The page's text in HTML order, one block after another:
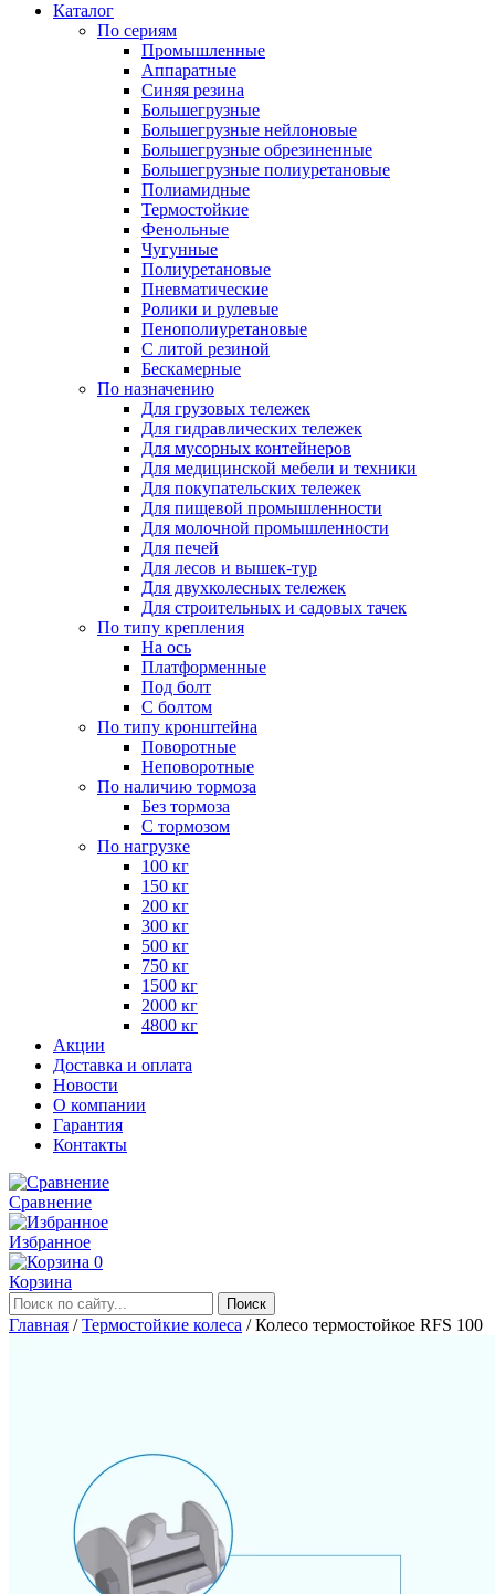
Каталог
По сериям
Промышленные
Аппаратные
Синяя резина
Большегрузные
Большегрузные нейлоновые
Большегрузные обрезиненные
Большегрузные полиуретановые
Полиамидные
Термостойкие
Фенольные
Чугунные
Полиуретановые
Пневматические
Ролики и рулевые
Пенополиуретановые
С литой резиной
Бескамерные
По назначению
Для грузовых тележек
Для гидравлических тележек
Для мусорных контейнеров
Для медицинской мебели и техники
Для покупательских тележек
Для пищевой промышленности
Для молочной промышленности
Для печей
Для лесов и вышек-тур
Для двухколесных тележек
Для строительных и садовых тачек
По типу крепления
На ось
Платформенные
Под болт
С болтом
По типу кронштейна
Поворотные
Неповоротные
По наличию тормоза
Без тормоза
С тормозом
По нагрузке
100 кг
150 кг
200 кг
300 кг
500 кг
750 кг
1500 кг
2000 кг
4800 кг
Акции
Доставка и оплата
Новости
О компании
Гарантия
Контакты
Сравнение
Избранное
0
Корзина
Главная /Термостойкие колеса /Колесо термостойкое RFS 100